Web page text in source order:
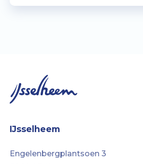
IJsselheem
Engelenbergplantsoen 3